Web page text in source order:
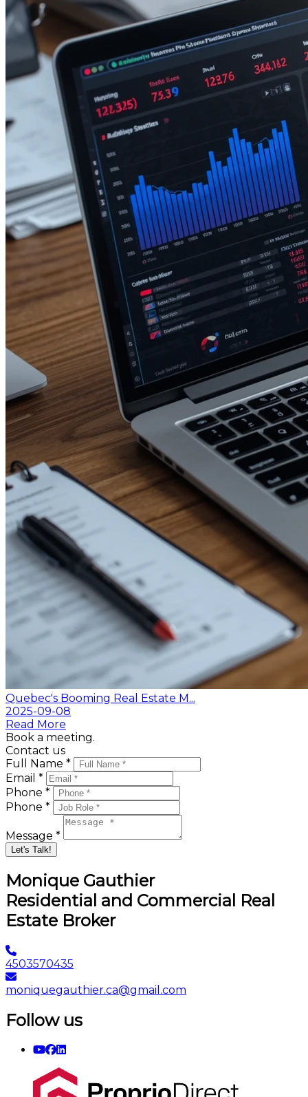
Quebec's Booming Real Estate M...
2025-09-08
Read More
Book a meeting.
Contact us
Full Name *
Email *
Phone *
Phone *
Message *
Let's Talk!
Monique Gauthier
Residential and Commercial Real
Estate Broker
4503570435
moniquegauthier.ca@gmail.com
Follow us